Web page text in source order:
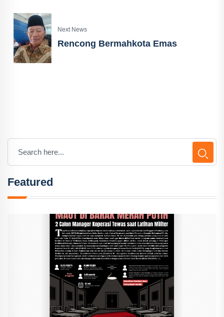
Next News
Rencong Bermahkota Emas
Featured